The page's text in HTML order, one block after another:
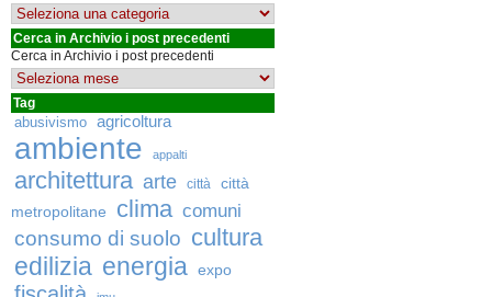
Cerca in Archivio i post precedenti
Cerca in Archivio i post precedenti
Tag
abusivismo agricoltura
ambiente appalti
architettura arte città
città
metropolitane
clima comuni
consumo di suolo cultura
edilizia energia expo